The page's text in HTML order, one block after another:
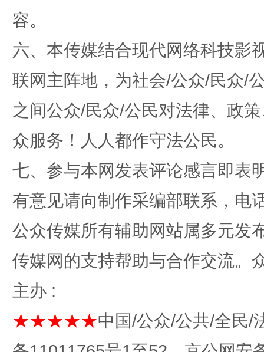
完善运行机制助力责任有效落实 一纸欠
容。
六、本传媒结合现代网络科技影
联网主阵地，为社会/公众/民众/
之间公众/民众/公民对法律、政
众服务！人人都作守法公民。
七、参与本网发表评论感言即表
有意见请向制作采编部联系，电
公众传媒所有辅助网站属多元发
传媒网的支持帮助与合作交流。
主办 :
★★★★★中国/公众/公共/全民/